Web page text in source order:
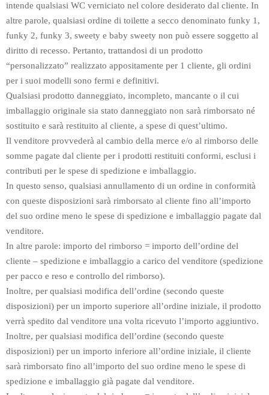
intende qualsiasi WC verniciato nel colore desiderato dal cliente. In
altre parole, qualsiasi ordine di toilette a secco denominato funky 1,
funky 2, funky 3, sweety e baby sweety non può essere soggetto al
diritto di recesso. Pertanto, trattandosi di un prodotto
“personalizzato” realizzato appositamente per 1 cliente, gli ordini
per i suoi modelli sono fermi e definitivi.
Qualsiasi prodotto danneggiato, incompleto, mancante o il cui
imballaggio originale sia stato danneggiato non sarà rimborsato né
sostituito e sarà restituito al cliente, a spese di quest’ultimo.
Il venditore provvederà al cambio della merce e/o al rimborso delle
somme pagate dal cliente per i prodotti restituiti conformi, esclusi i
contributi per le spese di spedizione e imballaggio.
In questo senso, qualsiasi annullamento di un ordine in conformità
con queste disposizioni sarà rimborsato al cliente fino all’importo
del suo ordine meno le spese di spedizione e imballaggio pagate dal
venditore.
In altre parole: importo del rimborso = importo dell’ordine del
cliente – spedizione e imballaggio a carico del venditore (spedizione
per pacco e reso e controllo del rimborso).
Inoltre, per qualsiasi modifica dell’ordine (secondo queste
disposizioni) per un importo superiore all’ordine iniziale, il prodotto
verrà spedito dal venditore una volta ricevuto l’importo aggiuntivo.
Inoltre, per qualsiasi modifica dell’ordine (secondo queste
disposizioni) per un importo inferiore all’ordine iniziale, il cliente
sarà rimborsato fino all’importo del suo ordine meno le spese di
spedizione e imballaggio già pagate dal venditore.